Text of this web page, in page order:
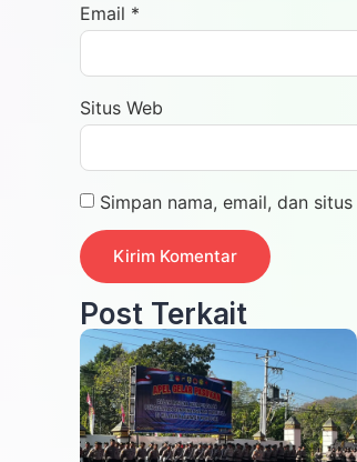
Email *
Situs Web
Simpan nama, email, dan
Post Terkait